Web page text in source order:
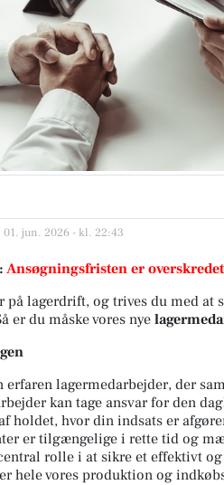
01. jun. 2026 - kl. 22:43
Ansøgningsfristen er overskredet
på lagerdrift, og trives du med at
er du måske vores nye
erfaren lagermedarbejder, der
kan tage ansvar for den
holdet, hvor din indsats er
er tilgængelige i rette tid og
rolle i at sikre et effektivt
hele vores produktion og